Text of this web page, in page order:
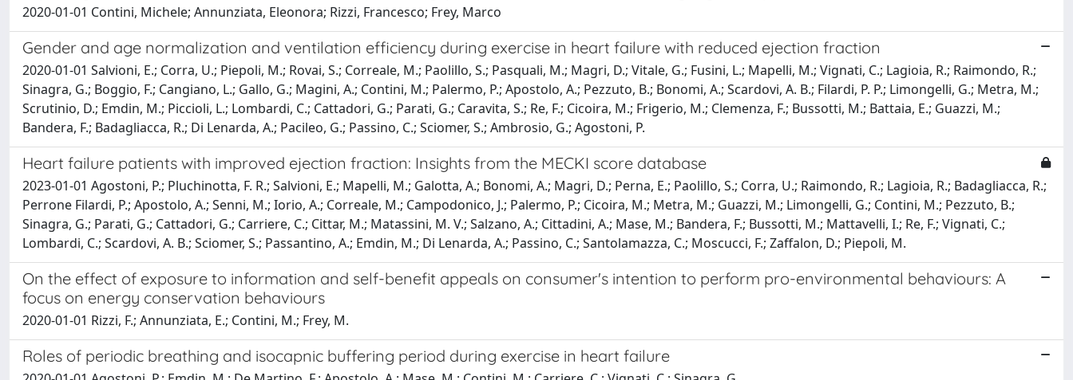
2020-01-01 Contini, Michele; Annunziata, Eleonora; Rizzi, Francesco; Frey, Marco
Gender and age normalization and ventilation efficiency during exercise in heart failure with reduced ejection fraction
2020-01-01 Salvioni, E.; Corra, U.; Piepoli, M.; Rovai, S.; Correale, M.; Paolillo, S.; Pasquali, M.; Magri, D.; Vitale, G.; Fusini, L.; Mapelli, M.; Vignati, C.; Lagioia, R.; Raimondo, R.;
Sinagra, G.; Boggio, F.; Cangiano, L.; Gallo, G.; Magini, A.; Contini, M.; Palermo, P.; Apostolo, A.; Pezzuto, B.; Bonomi, A.; Scardovi, A. B.; Filardi, P. P.; Limongelli, G.; Metra, M.;
Scrutinio, D.; Emdin, M.; Piccioli, L.; Lombardi, C.; Cattadori, G.; Parati, G.; Caravita, S.; Re, F.; Cicoira, M.; Frigerio, M.; Clemenza, F.; Bussotti, M.; Battaia, E.; Guazzi, M.;
Bandera, F.; Badagliacca, R.; Di Lenarda, A.; Pacileo, G.; Passino, C.; Sciomer, S.; Ambrosio, G.; Agostoni, P.
Heart failure patients with improved ejection fraction: Insights from the MECKI score database
2023-01-01 Agostoni, P.; Pluchinotta, F. R.; Salvioni, E.; Mapelli, M.; Galotta, A.; Bonomi, A.; Magri, D.; Perna, E.; Paolillo, S.; Corra, U.; Raimondo, R.; Lagioia, R.; Badagliacca, R.;
Perrone Filardi, P.; Apostolo, A.; Senni, M.; Iorio, A.; Correale, M.; Campodonico, J.; Palermo, P.; Cicoira, M.; Metra, M.; Guazzi, M.; Limongelli, G.; Contini, M.; Pezzuto, B.;
Sinagra, G.; Parati, G.; Cattadori, G.; Carriere, C.; Cittar, M.; Matassini, M. V.; Salzano, A.; Cittadini, A.; Mase, M.; Bandera, F.; Bussotti, M.; Mattavelli, I.; Re, F.; Vignati, C.;
Lombardi, C.; Scardovi, A. B.; Sciomer, S.; Passantino, A.; Emdin, M.; Di Lenarda, A.; Passino, C.; Santolamazza, C.; Moscucci, F.; Zaffalon, D.; Piepoli, M.
On the effect of exposure to information and self-benefit appeals on consumer's intention to perform pro-environmental behaviours: A
focus on energy conservation behaviours
2020-01-01 Rizzi, F.; Annunziata, E.; Contini, M.; Frey, M.
Roles of periodic breathing and isocapnic buffering period during exercise in heart failure